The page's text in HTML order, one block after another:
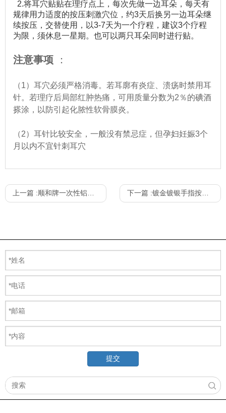
2.将耳穴贴贴在理疗点上，每次先做一边耳朵，每天有
规律用力适度的按压刺激穴位，约3天后换另一边耳朵继
续按压，交替使用，以3-7天为一个疗程，建议3个疗程
为限，须休息一星期。也可以两只耳朵同时进行贴。
注意事项 ：
（1）耳穴必须严格消毒。若耳廓有炎症、溃疡时禁用耳
针。若理疗后局部红肿热痛，可用质量分数为2％的碘酒
搽涂，以防引起化脓性软骨膜炎。
（2）耳针比较安全，一般没有禁忌症，但孕妇妊娠3个
月以内不宜针刺耳穴
上一篇 :顺和牌一次性铝丝柄针灸针 下一篇 :镀金镀银手指按摩圈